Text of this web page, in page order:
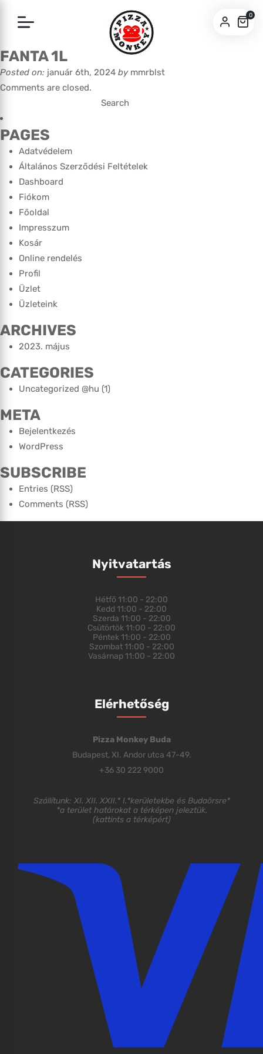
0
FANTA 1L
Posted on: január 6th, 2024 bymmrblst
Comments are closed.
for:
PAGES
Adatvédelem
Általános Szerződési Feltételek
Dashboard
Fiókom
Főoldal
Impresszum
Kosár
Online rendelés
Profil
Üzlet
Üzleteink
ARCHIVES
2023. május
CATEGORIES
Uncategorized @hu (1)
META
Bejelentkezés
WordPress
SUBSCRIBE
Entries (RSS)
Comments (RSS)
Nyitvatartás
Hétfő 11:00 - 22:00
Kedd 11:00 - 22:00
Szerda 11:00 - 22:00
Csütörtök 11:00 - 22:00
Péntek 11:00 - 22:00
Szombat 11:00 - 22:00
Vasárnap 11:00 - 22:00
Elérhetőség
Pizza Monkey Buda
Budapest, XI. Andor utca 47-49.
+36 30 222 9000
Szállítunk: XI. XII. XXII.* I.*kerületekbe és Budaörsre*
*a terület határokat a térképen jeleztük.
(kattints a térképért)